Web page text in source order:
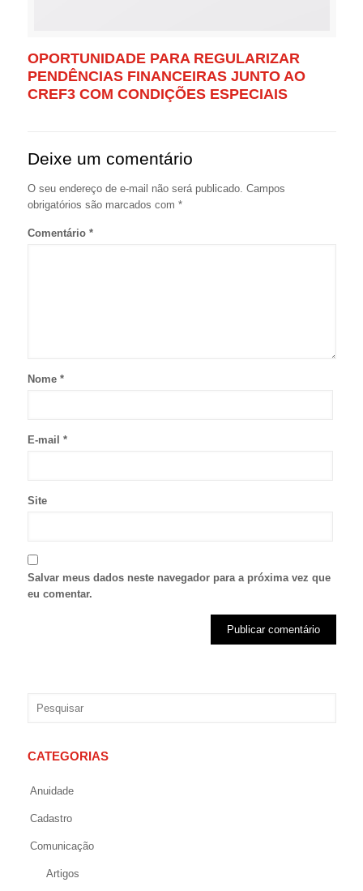
OPORTUNIDADE PARA REGULARIZAR
PENDÊNCIAS FINANCEIRAS JUNTO AO
CREF3 COM CONDIÇÕES ESPECIAIS
Deixe um comentário
O seu endereço de e-mail não será publicado. Campos
obrigatórios são marcados com *
Comentário *
Nome *
E-mail *
Site
Salvar meus dados neste navegador para a próxima vez que
eu comentar.
CATEGORIAS
Anuidade
Cadastro
Comunicação
Artigos